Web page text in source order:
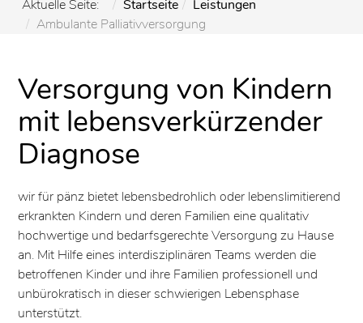
Aktuelle Seite: Startseite
Leistungen
Ambulante Palliativversorgung
Versorgung von Kindern
mit lebensverkürzender
Diagnose
wir für pänz bietet lebensbedrohlich oder lebenslimitierend
erkrankten Kindern und deren Familien eine qualitativ
hochwertige und bedarfsgerechte Versorgung zu Hause
an. Mit Hilfe eines interdisziplinären Teams werden die
betroffenen Kinder und ihre Familien professionell und
unbürokratisch in dieser schwierigen Lebensphase
unterstützt.